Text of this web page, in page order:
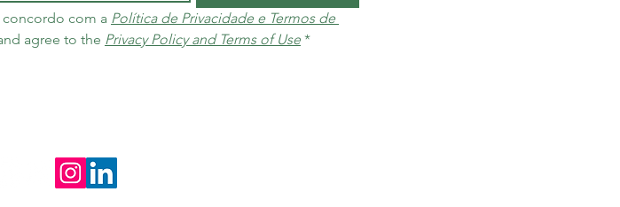
com a Política de Privacidade e Termos de
agree to the Privacy Policy and Terms of Use *